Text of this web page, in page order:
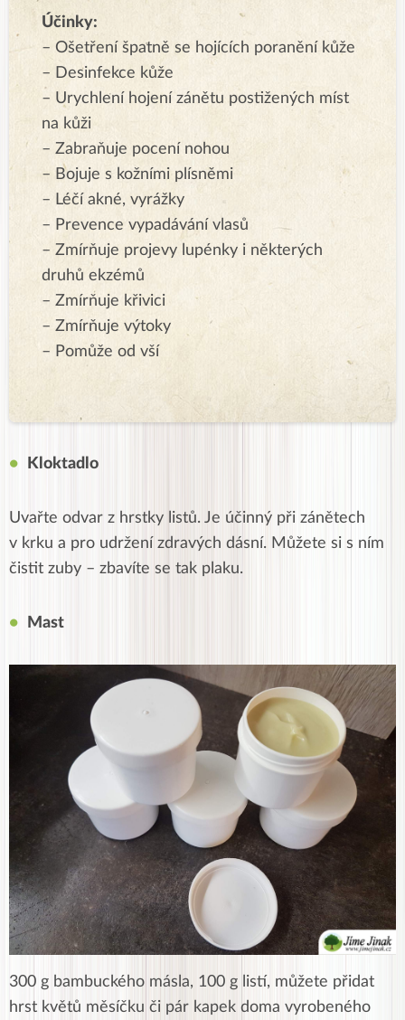
Účinky:
– Ošetření špatně se hojících poranění kůže
– Desinfekce kůže
– Urychlení hojení zánětu postižených míst
na kůži
– Zabraňuje pocení nohou
– Bojuje s kožními plísněmi
– Léčí akné, vyrážky
– Prevence vypadávání vlasů
– Zmírňuje projevy lupénky i některých
druhů ekzémů
– Zmírňuje křivici
– Zmírňuje výtoky
– Pomůže od vší
Kloktadlo
Uvařte odvar z hrstky listů. Je účinný při zánětech
v krku a pro udržení zdravých dásní. Můžete si s ním
čistit zuby – zbavíte se tak plaku.
Mast
300 g bambuckého másla, 100 g listí, můžete přidat
hrst květů měsíčku či pár kapek doma vyrobeného